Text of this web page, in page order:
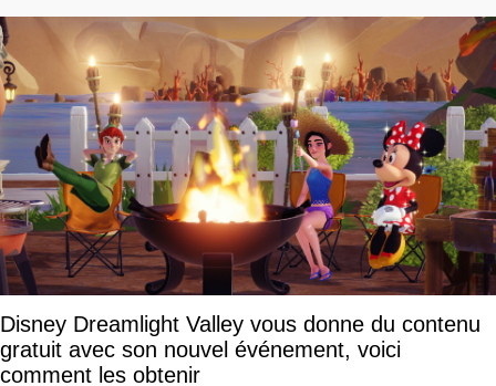
Disney Dreamlight Valley vous donne du contenu
gratuit avec son nouvel événement, voici
comment les obtenir